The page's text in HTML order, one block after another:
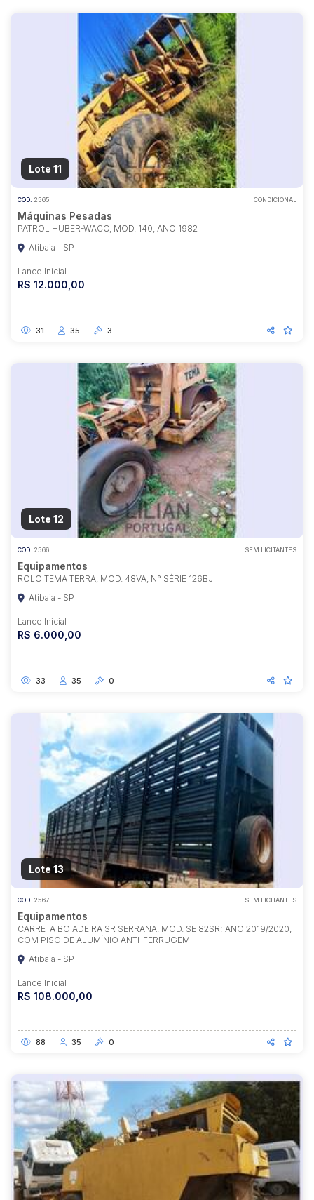
Habilite-se para efetuar lances ou
propostas
Lote 11
COD. 2565 CONDICIONAL
Máquinas Pesadas
PATROL HUBER-WACO, MOD. 140, ANO 1982
Atibaia - SP
Lance Inicial
R$ 12.000,00
31 35 3
Lote 12
COD. 2566 SEM LICITANTES
Equipamentos
ROLO TEMA TERRA, MOD. 48VA, N° SÉRIE 126BJ
Atibaia - SP
Lance Inicial
R$ 6.000,00
33 35 0
Lote 13
COD. 2567 SEM LICITANTES
Equipamentos
CARRETA BOIADEIRA SR SERRANA, MOD. SE 82SR; ANO 2019/2020,
COM PISO DE ALUMÍNIO ANTI-FERRUGEM
Atibaia - SP
Lance Inicial
R$ 108.000,00
88 35 0